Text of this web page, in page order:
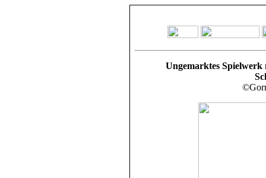
Ungemarktes Spielwerk